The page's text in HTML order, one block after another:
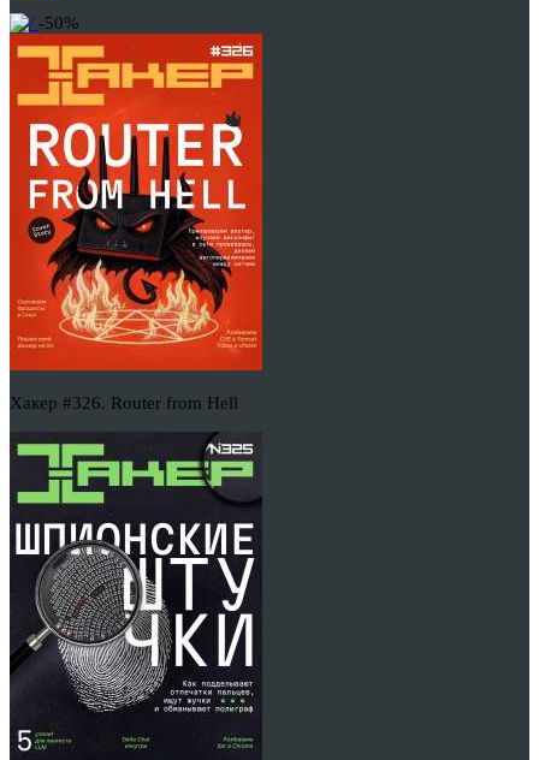
-50%
Хакер #326. Router from Hell